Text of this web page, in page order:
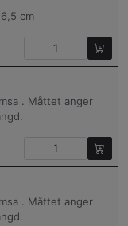
cm
. Måttet anger
. Måttet anger